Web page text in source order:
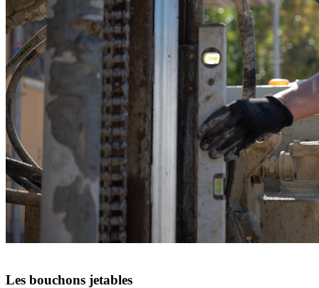
Les bouchons jetables